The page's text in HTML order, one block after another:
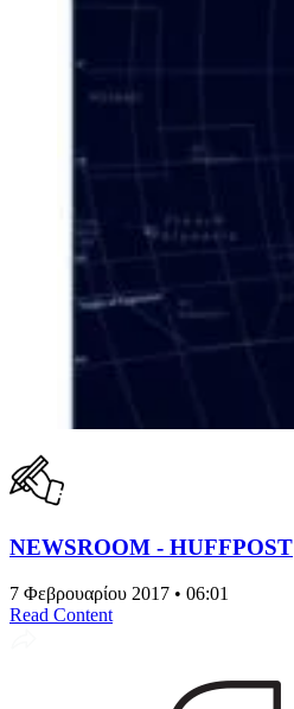
NEWSROOM - HUFFPOST
7 Φεβρουαρίου 2017 • 06:01
Read Content